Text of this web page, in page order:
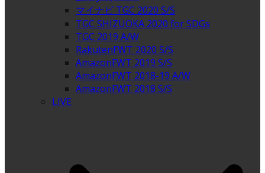
マイナビ TGC 2020 S/S
TGC SHIZUOKA 2020 for SDGs
TGC 2019 A/W
RakutenFWT 2020 S/S
AmazonFWT 2019 S/S
AmazonFWT 2018-19 A/W
AmazonFWT 2018 S/S
LIVE